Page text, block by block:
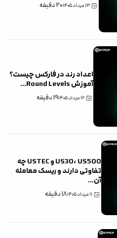
۱۳ مرداد ۱۴۰۵ 20دقیقه
اعداد رند در فارکس چیست؟
آموزش Round Levels ...
۱۲ مرداد ۱۴۰۵ 19دقیقه
US30، US500 و USTEC چه
تفاوتی دارند و ریسک معامله
آن‌...
۱۱ مرداد ۱۴۰۵ 18دقیقه